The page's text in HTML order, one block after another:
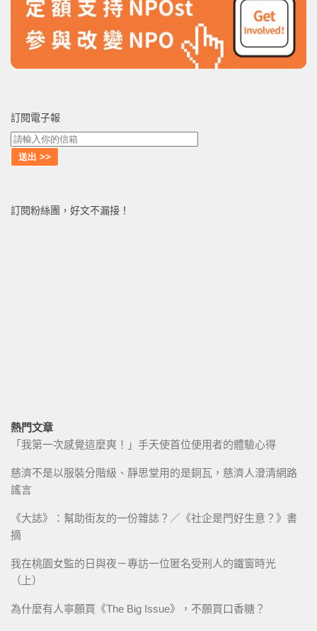
訂閱電子報
訂閱粉絲團，好文不漏接！
熱門文章
「我第一次感覺這麼爽！」手天使首位使用者的體驗心得
慈濟不是以服裝分階級、靜思堂用的是銅瓦，慈濟人澄清網路
謠言
《大誌》：幫助街友的一份雜誌？／《社企是門好生意？》書
摘
我在桃園女監的日與夜－專訪一位匿名受刑人的鐵窗時光
（上）
為什麼有人寧願買《The Big Issue》，不願買口香糖？